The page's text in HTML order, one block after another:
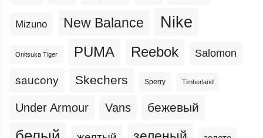
Mizuno New Balance Nike
Onitsuka Tiger PUMA Reebok Salomon
saucony Skechers Sperry Timberland
Under Armour Vans бежевый